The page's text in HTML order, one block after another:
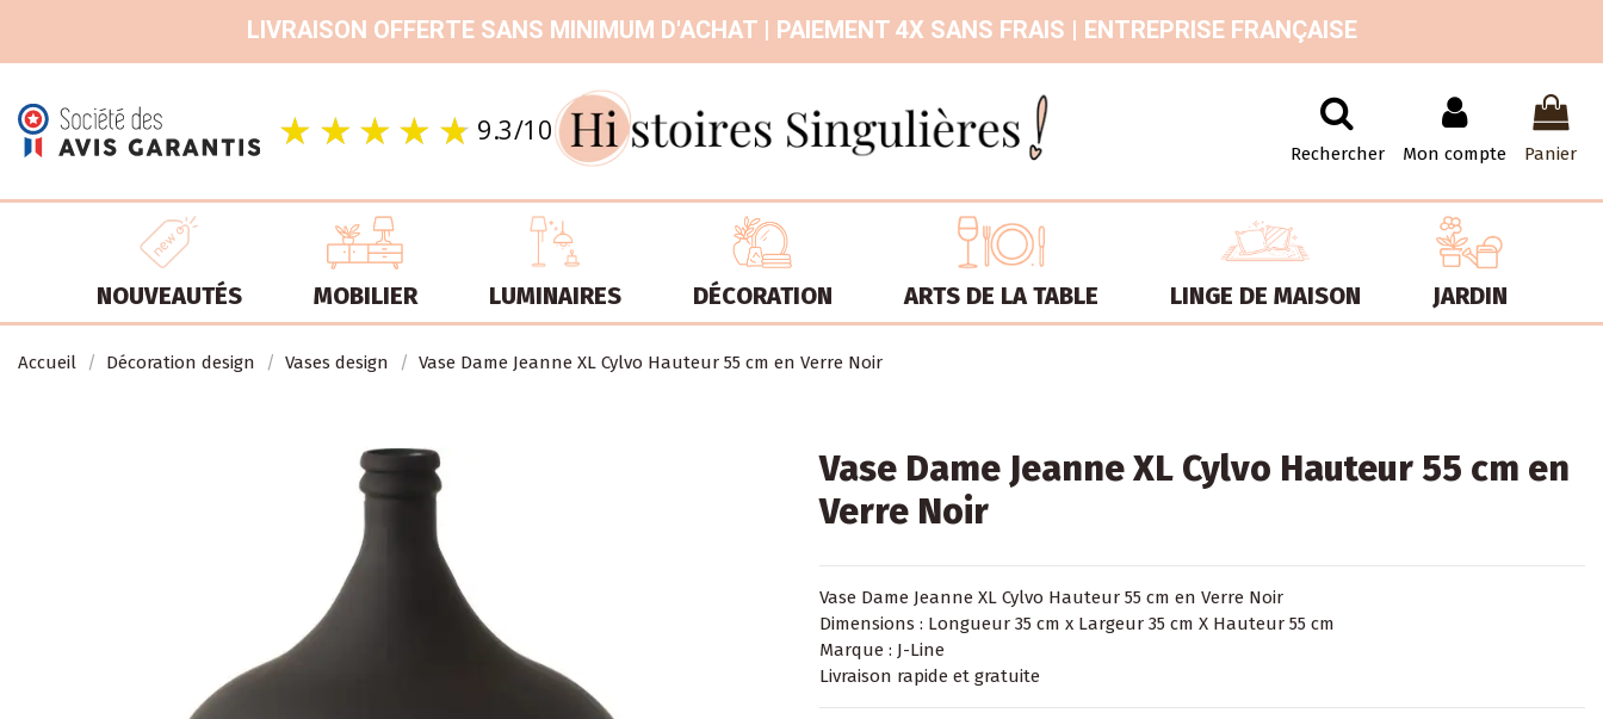
LIVRAISON OFFERTE SANS MINIMUM D'ACHAT | PAIEMENT 4X SANS FRAIS | ENTREPRISE FRANÇAISE
9.3/10 Rechercher Mon compte Panier
NOUVEAUTÉS MOBILIER LUMINAIRES DÉCORATION ARTS DE LA TABLE LINGE DE MAISON JARDIN
Accueil Décoration design Vases design Vase Dame Jeanne XL Cylvo Hauteur 55 cm en Verre Noir
Vase Dame Jeanne XL Cylvo Hauteur 55 cm en
Verre Noir
Vase Dame Jeanne XL Cylvo Hauteur 55 cm en Verre Noir
Dimensions : Longueur 35 cm x Largeur 35 cm X Hauteur 55 cm
Marque : J-Line
Livraison rapide et gratuite